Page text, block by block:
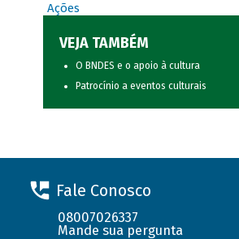
Ações
VEJA TAMBÉM
O BNDES e o apoio à cultura
Patrocínio a eventos culturais
Fale Conosco
08007026337
Mande sua pergunta